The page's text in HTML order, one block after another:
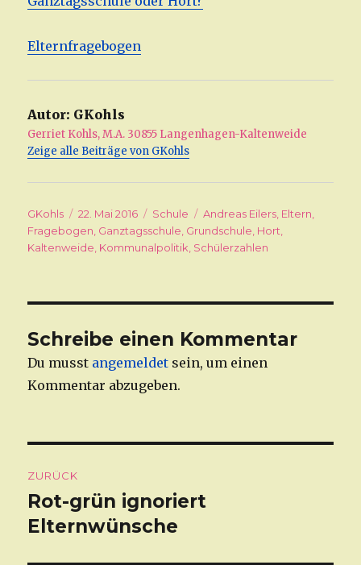
Elternfragebogen
Autor: GKohls
Gerriet Kohls, M.A. 30855 Langenhagen-Kaltenweide
Zeige alle Beiträge von GKohls
Autor
GKohls
Veröffentlicht
am
22. Mai 2016 Kategorien
Schule Schlagwörter
Andreas Eilers, Eltern,
Fragebogen, Ganztagsschule, Grundschule, Hort,
Kaltenweide, Kommunalpolitik, Schülerzahlen
Schreibe einen Kommentar
Du musst angemeldet sein, um einen
Kommentar abzugeben.
ZURÜCK
Vorheriger
Beitrag:
Rot-grün ignoriert
Elternwünsche